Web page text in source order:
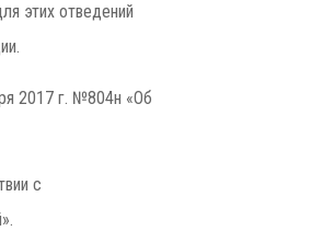
этих отведений
2017 г. №804н «Об
с